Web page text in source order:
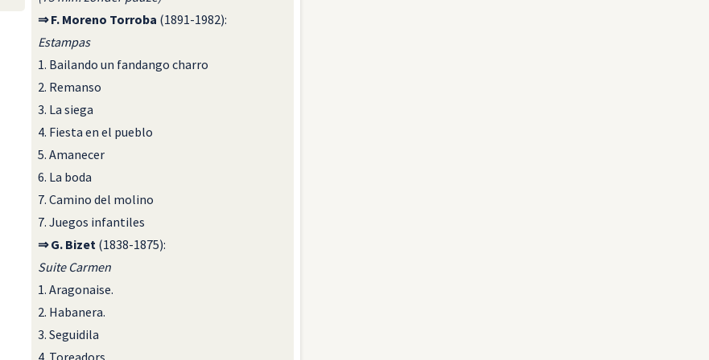
⇒ F. Moreno Torroba (1891-1982):
Estampas
1. Bailando un fandango charro
2. Remanso
3. La siega
4. Fiesta en el pueblo
5. Amanecer
6. La boda
7. Camino del molino
7. Juegos infantiles
⇒ G. Bizet (1838-1875):
Suite Carmen
1. Aragonaise.
2. Habanera.
3. Seguidila